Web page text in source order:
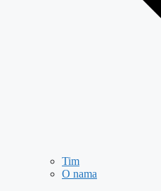
Tim
O nama